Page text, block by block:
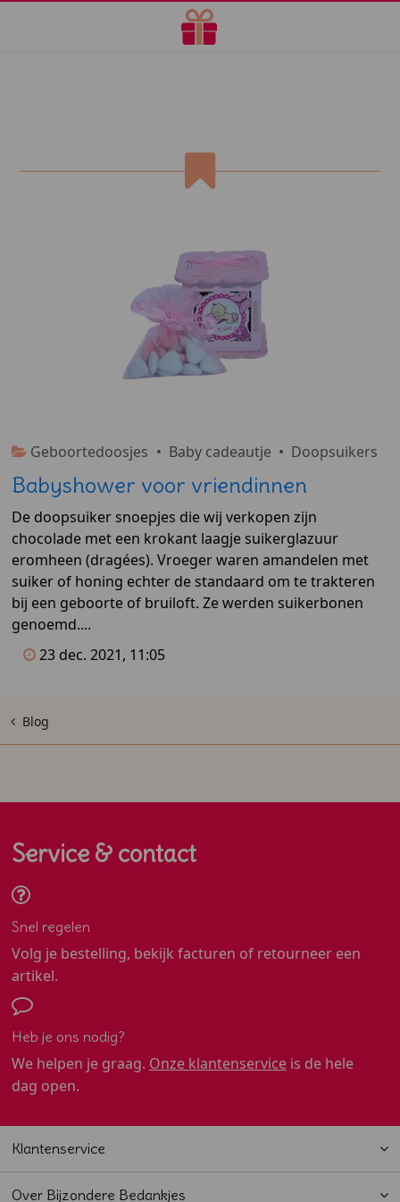
Geboortedoosjes • Baby cadeautje • Doopsuikers
Babyshower voor vriendinnen
De doopsuiker snoepjes die wij verkopen zijn
chocolade met een krokant laagje suikerglazuur
eromheen (dragées). Vroeger waren amandelen met
suiker of honing echter de standaard om te trakteren
bij een geboorte of bruiloft. Ze werden suikerbonen
genoemd....
23 dec. 2021, 11:05
Blog
Service & contact
Snel regelen
Volg je bestelling, bekijk facturen of retourneer een
artikel.
Heb je ons nodig?
We helpen je graag. Onze klantenserviceis de hele
dag open.
Klantenservice
Over Bijzondere Bedankjes